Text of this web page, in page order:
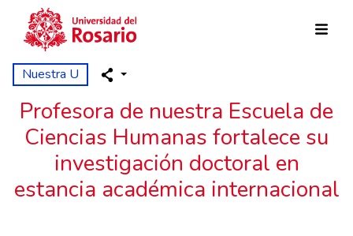
Pasar al contenido principal
Nuestra U
Profesora de nuestra Escuela de
Ciencias Humanas fortalece su
investigación doctoral en
estancia académica internacional